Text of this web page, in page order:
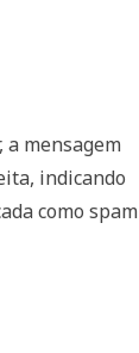
a mensagem
indicando
como spam